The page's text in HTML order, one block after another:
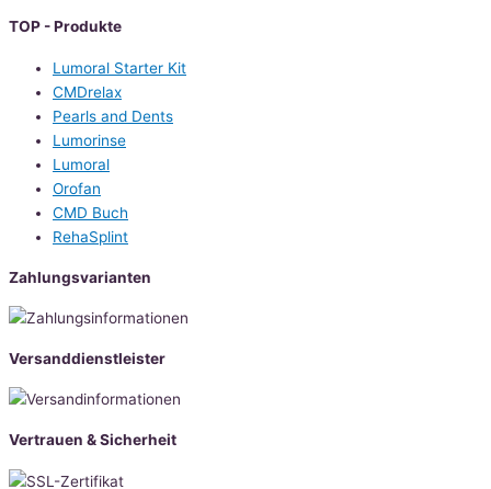
TOP - Produkte
Lumoral Starter Kit
CMDrelax
Pearls and Dents
Lumorinse
Lumoral
Orofan
CMD Buch
RehaSplint
Zahlungsvarianten
Versanddienstleister
Vertrauen & Sicherheit